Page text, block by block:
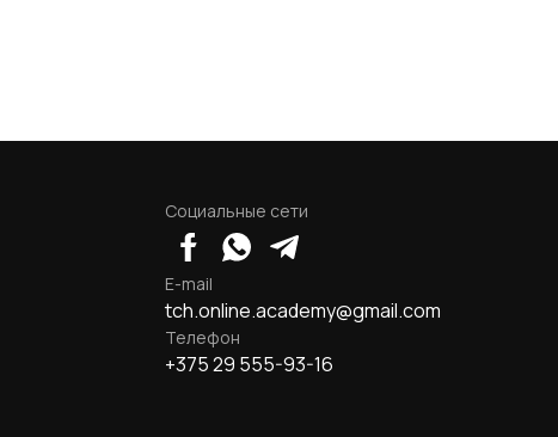
Социальные сети
E-mail
tch.online.academy@gmail.com
Телефон
+375 29 555-93-16